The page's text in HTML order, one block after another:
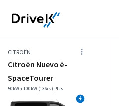
CITROËN
Citroën Nuevo ë-
SpaceTourer
50kWh 100kW (136cv) Plus